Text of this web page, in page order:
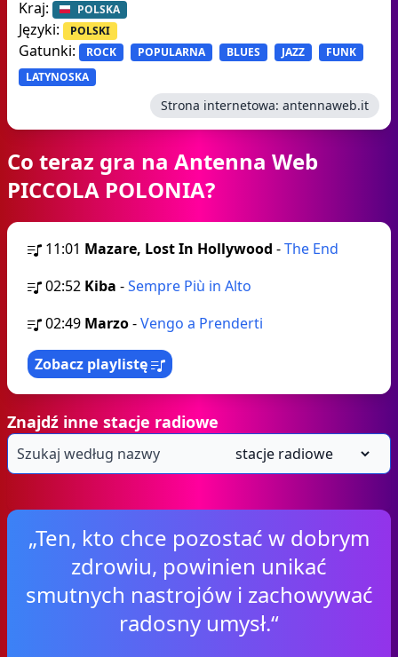
Kraj:
POLSKA
Języki: POLSKI
Gatunki: ROCK POPULARNA BLUES JAZZ
FUNK
LATYNOSKA
Strona internetowa: antennaweb.it
Co teraz gra na Antenna Web
PICCOLA POLONIA?
11:01 Mazare, Lost In Hollywood -The End
02:52 Kiba -Sempre Più in Alto
02:49 Marzo-Vengo a Prenderti
Zobacz playlistę
Znajdź inne stacje radiowe
„Ten, kto chce pozostać w dobrym
zdrowiu, powinien unikać
smutnych nastrojów i zachowywać
radosny umysł.“